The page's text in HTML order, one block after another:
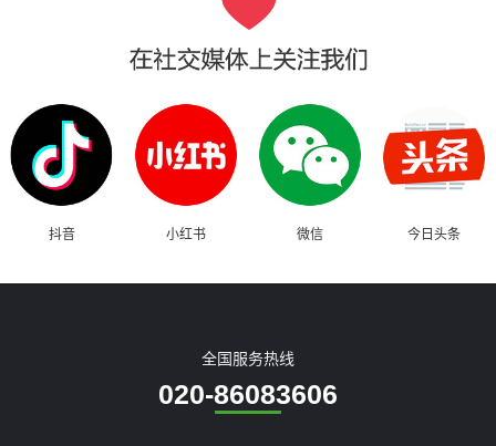
抖音 小红书 微信 今日头条
全国服务热线
020-86083606